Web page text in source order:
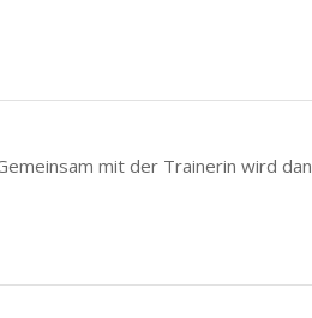
mit der Trainerin wird